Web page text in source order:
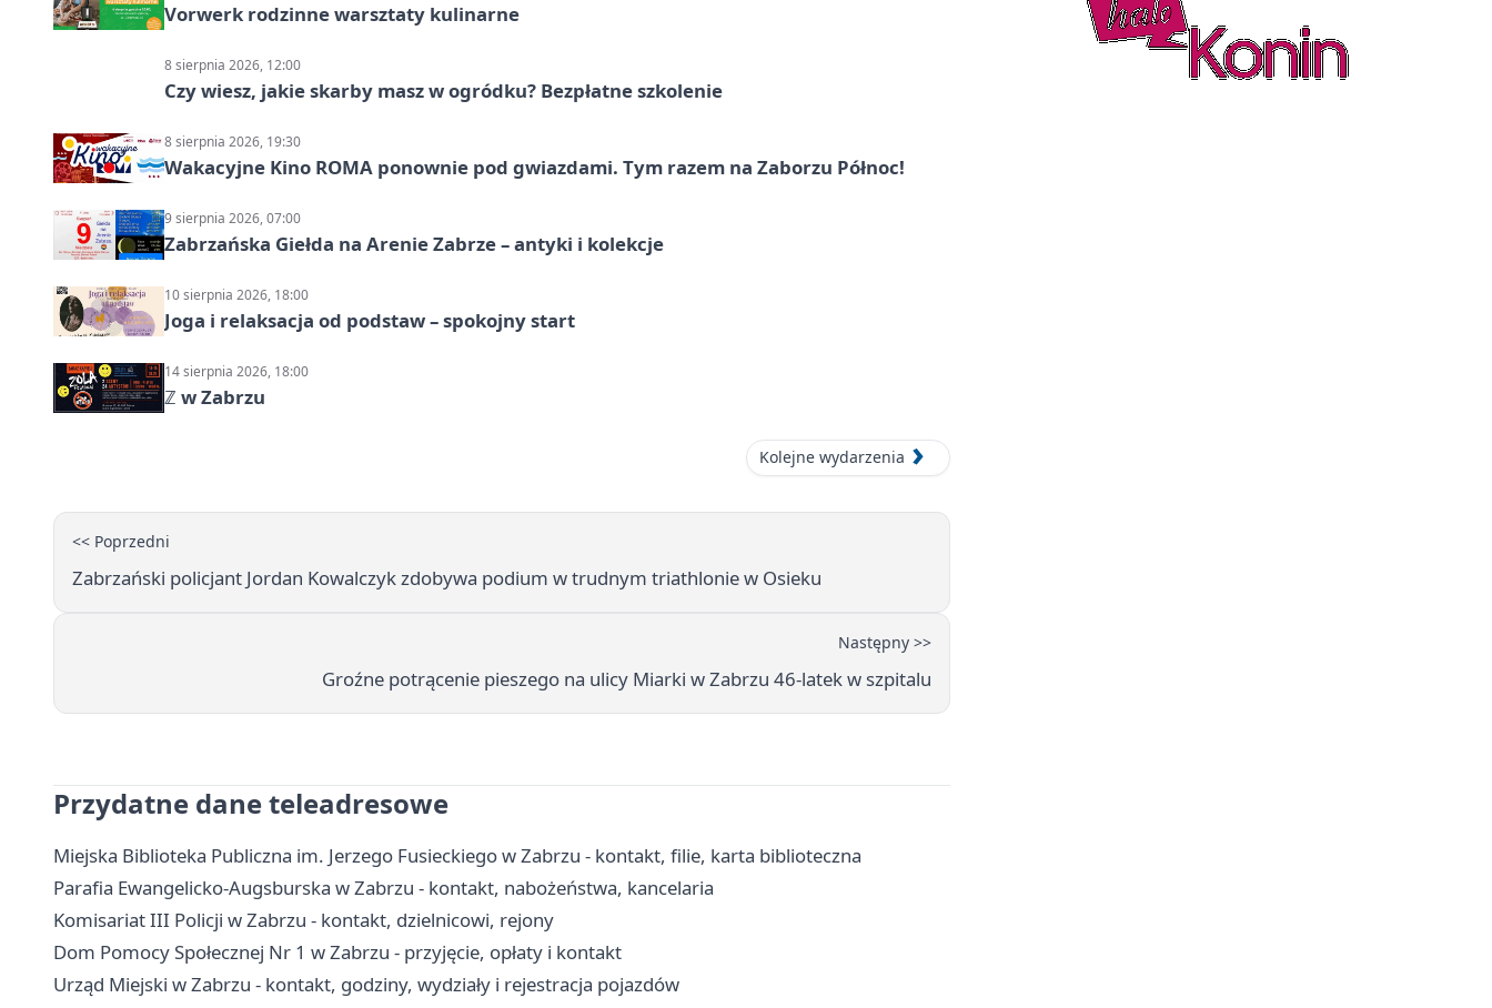
Vorwerk rodzinne warsztaty kulinarne
8 sierpnia 2026, 12:00
Czy wiesz, jakie skarby masz w ogródku? Bezpłatne szkolenie
8 sierpnia 2026, 19:30
Wakacyjne Kino ROMA ponownie pod gwiazdami. Tym razem na Zaborzu Północ!
9 sierpnia 2026, 07:00
Zabrzańska Giełda na Arenie Zabrze – antyki i kolekcje
10 sierpnia 2026, 18:00
Joga i relaksacja od podstaw – spokojny start
14 sierpnia 2026, 18:00
ℤ w Zabrzu
Kolejne wydarzenia
<< Poprzedni
Zabrzański policjant Jordan Kowalczyk zdobywa podium w trudnym triathlonie w Osieku
Następny >>
Groźne potrącenie pieszego na ulicy Miarki w Zabrzu 46-latek w szpitalu
Przydatne dane teleadresowe
Miejska Biblioteka Publiczna im. Jerzego Fusieckiego w Zabrzu - kontakt, filie, karta biblioteczna
Parafia Ewangelicko-Augsburska w Zabrzu - kontakt, nabożeństwa, kancelaria
Komisariat III Policji w Zabrzu - kontakt, dzielnicowi, rejony
Dom Pomocy Społecznej Nr 1 w Zabrzu - przyjęcie, opłaty i kontakt
Urząd Miejski w Zabrzu - kontakt, godziny, wydziały i rejestracja pojazdów